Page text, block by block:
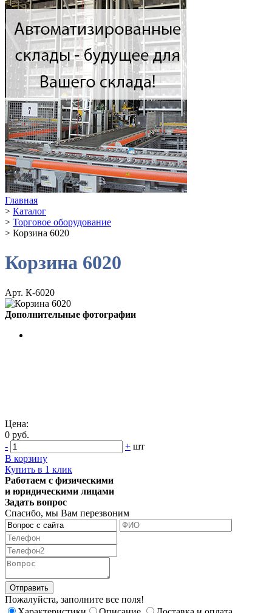
Главная
> Каталог
> Торговое оборудование
> Корзина 6020
Корзина 6020
Арт. К-6020
Дополнительные фотографии
Цена:
0 руб.
-
+ шт
В корзину
Купить в 1 клик
Работаем с физическими
и юридическими лицами
Задать вопрос
Спасибо, мы Вам перезвоним
Пожалуйста, заполните все поля!